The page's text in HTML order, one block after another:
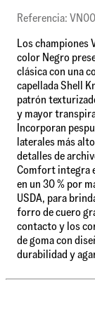
Referencia:
Los championes
color Negro
clásica con una
capellada Shell
patrón
y mayor
Incorporan
laterales más
detalles de
Comfort integra
en un 30 % por
USDA, para
forro de cuero
contacto y los
de goma con
durabilidad y